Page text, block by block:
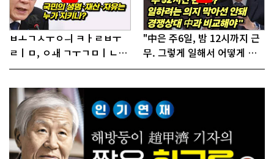
ㅂㅗㄱㅅㅜㅇㅢ ㅋㅏㄹㅂㅜ
ㄹㅣㅁ, ㅇㅙ ㄱㅜㄱㅁㅣㄴㄷ
ㅡㄹㅇㅣ ㄷㅏㅇㅎㅐㅇㅑ ㅎ
"中은 주6일, 밤 12시까지 근
무. 그렇게 일해서 어떻게 경
쟁하냐 반문하더라"